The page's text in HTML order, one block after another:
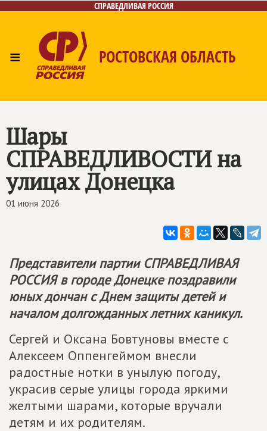
СПРАВЕДЛИВАЯ РОССИЯ
≡ РОСТОВСКАЯ ОБЛАСТЬ
Шары
СПРАВЕДЛИВОСТИ на
улицах Донецка
01 июня 2026
Представители партии СПРАВЕДЛИВАЯ
РОССИЯв городе Донецке поздравили
юных дончан с Днем защиты детей и
началом долгожданных летних каникул.
Сергей и Оксана Бовтуновы вместе с
Алексеем Оппенгеймом внесли
радостные нотки в унылую погоду,
украсив серые улицы города яркими
желтыми шарами, которые вручали
детям и их родителям.